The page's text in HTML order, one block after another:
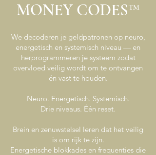
MONEY CODES™
We decoderen je geldpatronen op neuro,
energetisch en systemisch niveau — en
herprogrammeren je systeem zodat
overvloed veilig wordt om te ontvangen
én vast te houden.
Neuro. Energetisch. Systemisch.
Drie niveaus. Één reset.
Brein en zenuwstelsel leren dat het veilig
is om rijk te zijn.
Energetische blokkades en frequenties die